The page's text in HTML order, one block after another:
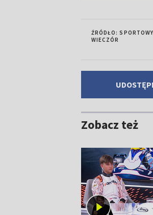
ŹRÓDŁO: SPORTOWY
WIECZÓR
Zobacz też